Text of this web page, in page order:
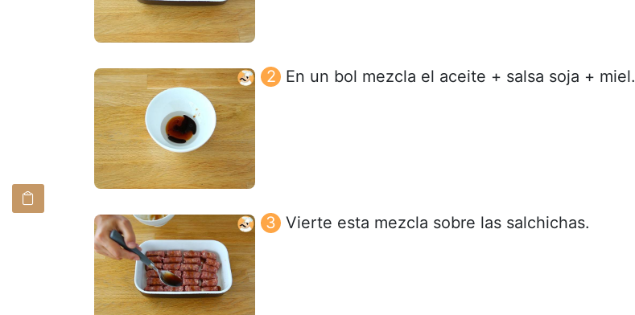
En un bol mezcla el aceite + salsa soja + miel.
Vierte esta mezcla sobre las salchichas.